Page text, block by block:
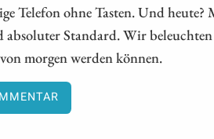
Telefon ohne Tasten. Und
absoluter Standard. Wir
morgen werden können.